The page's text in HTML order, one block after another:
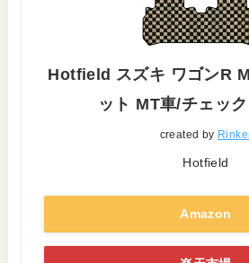
Hotfield スズキ ワゴンR
ット MT車/チェッ
created by
Hotfield
Amazon